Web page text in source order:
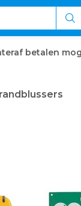
betalen